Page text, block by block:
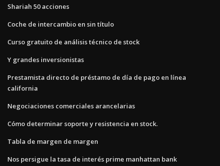
Shariah 50 acciones
Coche de intercambio en sin título
Curso gratuito de análisis técnico de stock
Y grandes inversionistas
Prestamista directo de préstamo de día de pago en línea
california
Negociaciones comerciales arancelarias
Cómo determinar soporte y resistencia en stock.
Tabla de margen de margen
Nos persigue la tasa de interés prime manhattan bank